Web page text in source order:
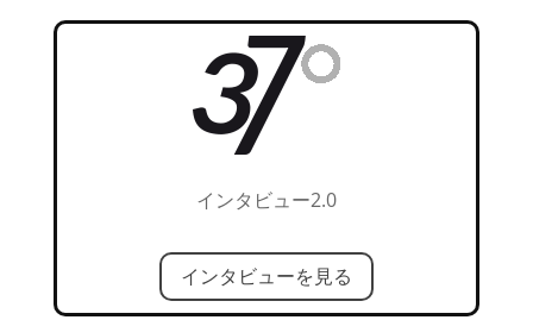
インタビュー2.0
インタビューを見る